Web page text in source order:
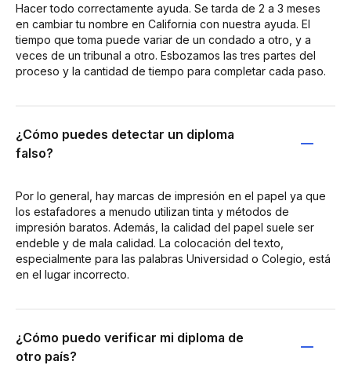
Hacer todo correctamente ayuda. Se tarda de 2 a 3 meses
en cambiar tu nombre en California con nuestra ayuda. El
tiempo que toma puede variar de un condado a otro, y a
veces de un tribunal a otro. Esbozamos las tres partes del
proceso y la cantidad de tiempo para completar cada paso.
¿Cómo puedes detectar un diploma
falso?
Por lo general, hay marcas de impresión en el papel ya que
los estafadores a menudo utilizan tinta y métodos de
impresión baratos. Además, la calidad del papel suele ser
endeble y de mala calidad. La colocación del texto,
especialmente para las palabras Universidad o Colegio, está
en el lugar incorrecto.
¿Cómo puedo verificar mi diploma de
otro país?